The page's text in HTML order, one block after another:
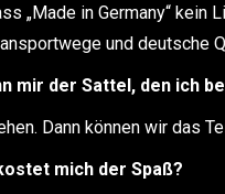
„Made in Germany“
und deutsche
mir der Sattel, den ich
Dann können wir das
mich der Spaß?